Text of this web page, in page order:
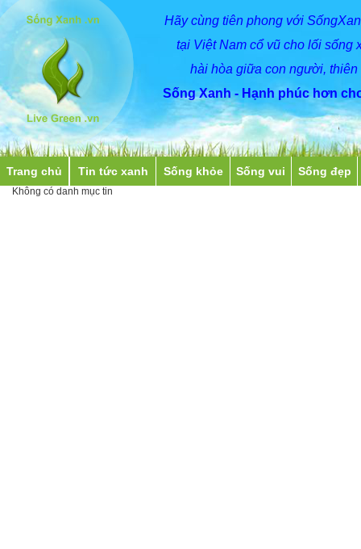
Hãycùng tiên phong với
tại Việt Nam cổ vũ cho lối sống
hài hòa giữa con người, thiên
Sống Xanh - Hạnh phúc hơn
Trang chủ Tin tức xanh Sống khỏe Sống vui Sống đẹp
Không có danh mục tin